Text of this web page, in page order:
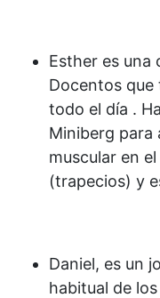
Esther es una
Docentos que
todo el día .
Miniberg para
muscular en
(trapecios) y
Daniel, es un
habitual de